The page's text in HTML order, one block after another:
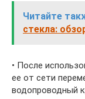
Читайте
стекла:
• После
ее от сети
водопроводный